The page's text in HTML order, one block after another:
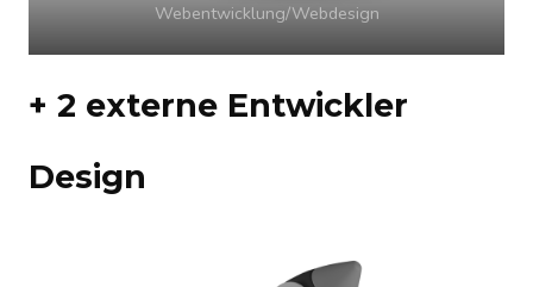
Webentwicklung/Webdesign
+ 2 externe Entwickler
Design